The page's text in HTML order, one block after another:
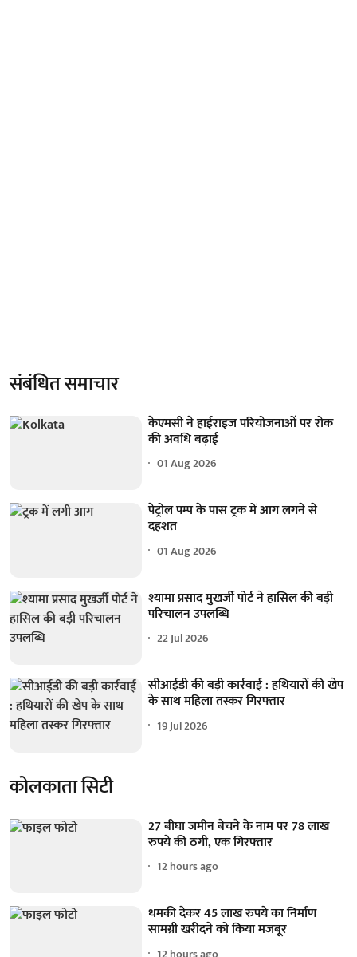
संबंधित समाचार
केएमसी ने हाईराइज परियोजनाओं पर रोक
की अवधि बढ़ाई
01 Aug 2026
पेट्रोल पम्प के पास ट्रक में आग लगने से
दहशत
01 Aug 2026
श्यामा प्रसाद मुखर्जी पोर्ट ने हासिल की बड़ी
परिचालन उपलब्धि
22 Jul 2026
सीआईडी की बड़ी कार्रवाई : हथियारों की खेप
के साथ महिला तस्कर गिरफ्तार
19 Jul 2026
कोलकाता सिटी
27 बीघा जमीन बेचने के नाम पर 78 लाख
रुपये की ठगी, एक गिरफ्तार
12 hours ago
धमकी देकर 45 लाख रुपये का निर्माण
सामग्री खरीदने को किया मजबूर